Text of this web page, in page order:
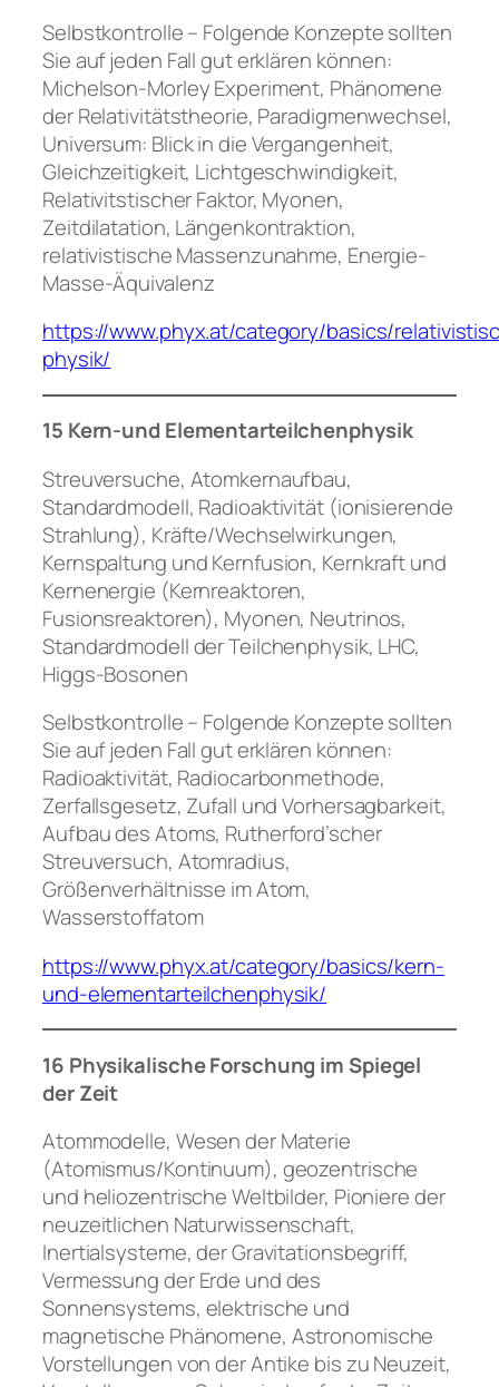
Selbstkontrolle – Folgende Konzepte sollten
Sie auf jeden Fall gut erklären können:
Michelson-Morley Experiment, Phänomene
der Relativitätstheorie, Paradigmenwechsel,
Universum: Blick in die Vergangenheit,
Gleichzeitigkeit, Lichtgeschwindigkeit,
Relativitstischer Faktor, Myonen,
Zeitdilatation, Längenkontraktion,
relativistische Massenzunahme, Energie-
Masse-Äquivalenz
https://www.phyx.at/category/basics/
physik/
15 Kern-und Elementarteilchenphysik
Streuversuche, Atomkernaufbau,
Standardmodell, Radioaktivität (ionisierende
Strahlung), Kräfte/Wechselwirkungen,
Kernspaltung und Kernfusion, Kernkraft und
Kernenergie (Kernreaktoren,
Fusionsreaktoren), Myonen, Neutrinos,
Standardmodell der Teilchenphysik, LHC,
Higgs-Bosonen
Selbstkontrolle – Folgende Konzepte sollten
Sie auf jeden Fall gut erklären können:
Radioaktivität, Radiocarbonmethode,
Zerfallsgesetz, Zufall und Vorhersagbarkeit,
Aufbau des Atoms, Rutherford’scher
Streuversuch, Atomradius,
Größenverhältnisse im Atom,
Wasserstoffatom
https://www.phyx.at/category/basics/kern-
und-elementarteilchenphysik/
16 Physikalische Forschung im Spiegel
der Zeit
Atommodelle, Wesen der Materie
(Atomismus/Kontinuum), geozentrische
und heliozentrische Weltbilder, Pioniere der
neuzeitlichen Naturwissenschaft,
Inertialsysteme, der Gravitationsbegriff,
Vermessung der Erde und des
Sonnensystems, elektrische und
magnetische Phänomene, Astronomische
Vorstellungen von der Antike bis zu Neuzeit,